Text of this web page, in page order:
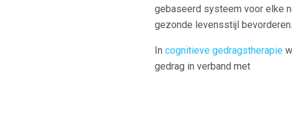
gebaseerd systeem voor elke
gezonde levensstijl bevorderen.
In cognitieve gedragstherapie
gedrag in verband met